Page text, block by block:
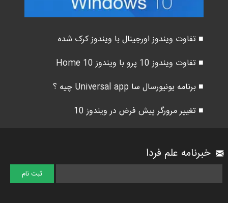
■ تفاوت ویندوز اورجینال با ویندوز کرک شده
■ تفاوت ویندوز 10 پرو با ویندوز 10 Home
■ برنامه یونیورسال سا Universal app چیه ؟
■ تغییر مرورگر پیش فرض در ویندوز 10
خبرنامه علم فردا